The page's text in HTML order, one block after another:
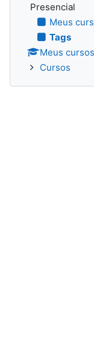
Presencial
Meus
Tags
Meus cursos
Cursos